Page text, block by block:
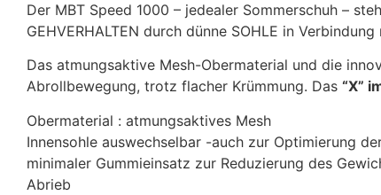
Der MBT Speed 1000 – jedealer Sommerschuh –
GEHVERHALTEN durch dünne SOHLE in
Das atmungsaktive Mesh-Obermaterial und die
Abrollbewegung, trotz flacher Krümmung. Das “X”
Obermaterial : atmungsaktives Mesh
Innensohle auswechselbar -auch zur Optimierung
minimaler Gummieinsatz zur Reduzierung des
Abrieb